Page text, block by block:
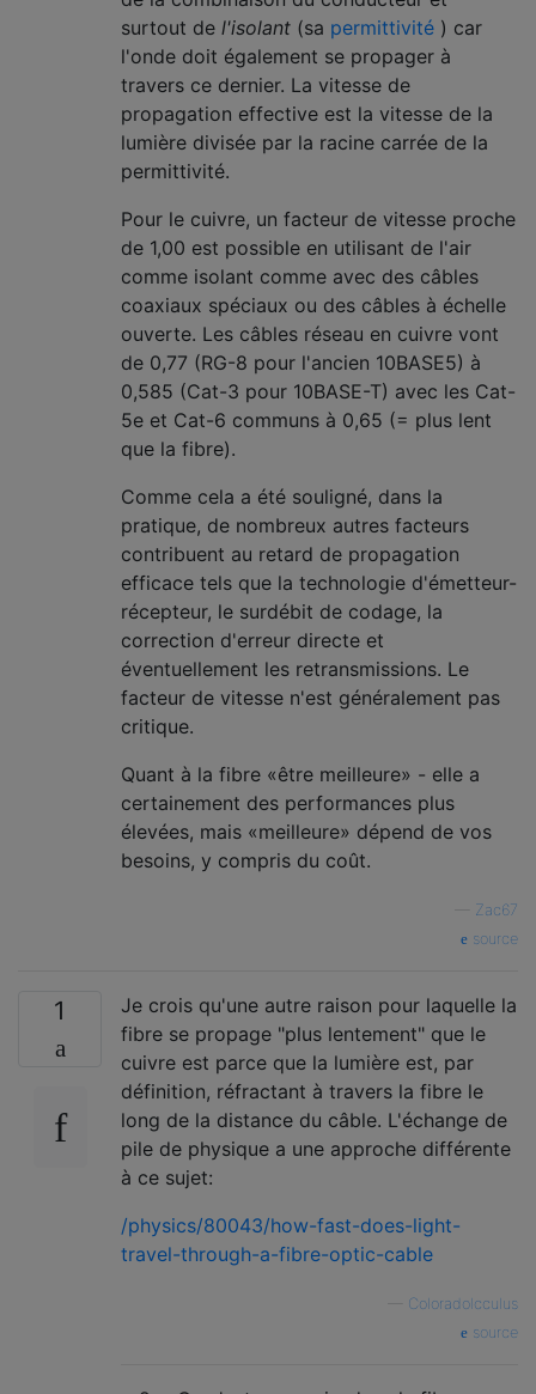
surtout de l'isolant (sa permittivité ) car
l'onde doit également se propager à
travers ce dernier. La vitesse de
propagation effective est la vitesse de la
lumière divisée par la racine carrée de la
permittivité.
Pour le cuivre, un facteur de vitesse proche
de 1,00 est possible en utilisant de l'air
comme isolant comme avec des câbles
coaxiaux spéciaux ou des câbles à échelle
ouverte. Les câbles réseau en cuivre vont
de 0,77 (RG-8 pour l'ancien 10BASE5) à
0,585 (Cat-3 pour 10BASE-T) avec les Cat-
5e et Cat-6 communs à 0,65 (= plus lent
que la fibre).
Comme cela a été souligné, dans la
pratique, de nombreux autres facteurs
contribuent au retard de propagation
efficace tels que la technologie d'émetteur-
récepteur, le surdébit de codage, la
correction d'erreur directe et
éventuellement les retransmissions. Le
facteur de vitesse n'est généralement pas
critique.
Quant à la fibre «être meilleure» - elle a
certainement des performances plus
élevées, mais «meilleure» dépend de vos
besoins, y compris du coût.
Zac67
source
1
Je crois qu'une autre raison pour laquelle la
fibre se propage "plus lentement" que le
cuivre est parce que la lumière est, par
définition, réfractant à travers la fibre le
long de la distance du câble. L'échange de
pile de physique a une approche différente
à ce sujet:
/physics/80043/how-fast-does-light-
travel-through-a-fibre-optic-cable
ColoradoIcculus
source